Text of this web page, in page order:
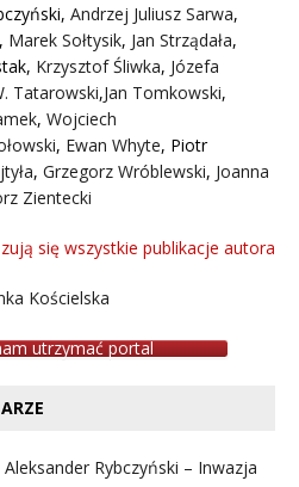
, Andrzej Juliusz Sarwa,
, Marek Sołtysik, Jan Strządała,
, Krzysztof Śliwka, Józefa
Tatarowski,Jan Tomkowski,
, Wojciech
, Ewan Whyte, Piotr
, Grzegorz Wróblewski, Joanna
Zientecki
się wszystkie publikacje autora
Kościelska
utrzymać portal
Aleksander Rybczyński – Inwazja